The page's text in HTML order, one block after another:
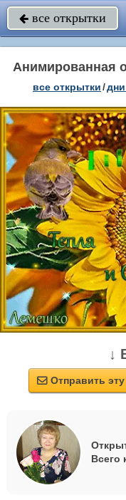
 все открытки
Анимированная
все открытки/
↓
 Отправить
Всего